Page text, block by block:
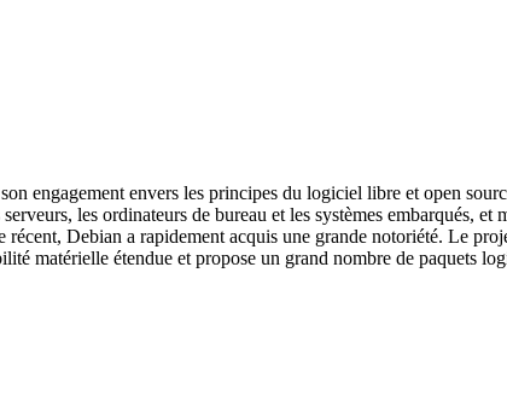
engagement envers les principes du logiciel libre et open
les ordinateurs de bureau et les systèmes embarqués,
Debian a rapidement acquis une grande notoriété. Le
matérielle étendue et propose un grand nombre de paquets